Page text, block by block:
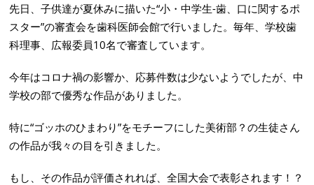
先日、子供達が夏休みに描いた“小・中学生-歯、口に関するポ
スター”の審査会を歯科医師会館で行いました。毎年、学校歯
科理事、広報委員10名で審査しています。
今年はコロナ禍の影響か、応募件数は少ないようでしたが、中
学校の部で優秀な作品がありました。
特に“ゴッホのひまわり”をモチーフにした美術部？の生徒さん
の作品が我々の目を引きました。
もし、その作品が評価されれば、全国大会で表彰されます！？